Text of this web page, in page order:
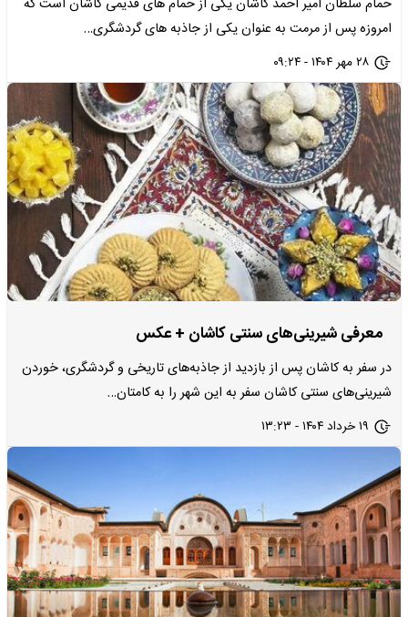
حمام سلطان امیر احمد کاشان یکی از حمام های قدیمی کاشان است که
امروزه پس از مرمت به عنوان یکی از جاذبه های گردشگری…
۲۸ مهر ۱۴۰۴ - ۰۹:۲۴
معرفی شیرینی‌های سنتی کاشان + عکس
در سفر به کاشان پس از بازدید از جاذبه‌های تاریخی و گردشگری، خوردن
شیرینی‌های سنتی کاشان سفر به این شهر را به کامتان…
۱۹ خرداد ۱۴۰۴ - ۱۳:۲۳